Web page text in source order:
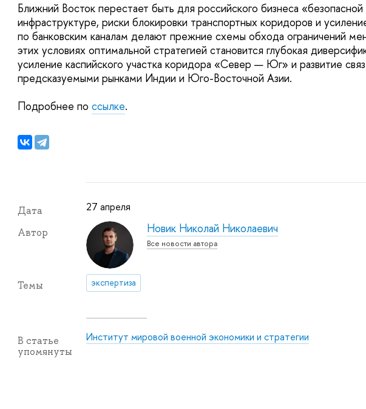
Ближний Восток перестает быть для российского бизнеса
инфраструктуре, риски блокировки транспортных коридоров и
по банковским каналам делают прежние схемы обхода ограничений
этих условиях оптимальной стратегией становится глубокая
усиление каспийского участка коридора «Север — Юг» и развитие
предсказуемыми рынками Индии и Юго-Восточной Азии.
Подробнее по ссылке.
Дата 27 апреля
Автор Новик Николай Николаевич
Все новости автора
Темы экспертиза
В статье
упомянуты
Институт мировой военной экономики и стратегии